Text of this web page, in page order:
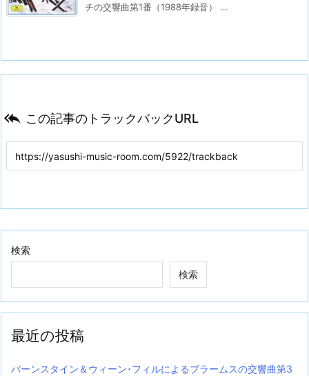
チの交響曲第1番（1988年録音） ...
 この記事のトラックバックURL
検索
検索
最近の投稿
バーンスタイン＆ウィーン･フィルによるブラームスの交響曲第3